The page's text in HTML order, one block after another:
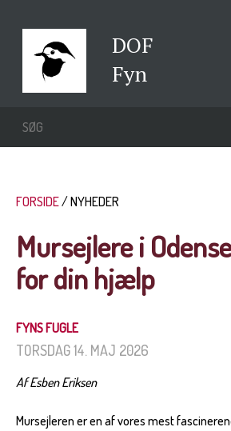
DOF
Fyn
FORSIDE NYHEDER
Mursejlere i
for din hjælp
FYNS FUGLE
TORSDAG 14. MAJ 2026
Af Esben Eriksen
Mursejleren er en af vores mest